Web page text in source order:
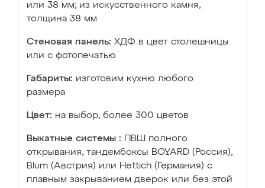
или 38 мм; из искусственного камня,
толщина 38 мм
Стеновая панель: ХДФ в цвет столешницы
или с фотопечатью
Габариты: изготовим кухню любого
размера
Цвет: на выбор, более 300 цветов
Выкатные системы :
ПВШ полного
открывания, тандембоксы BOYARD (Россия),
Blum (Австрия) или Hettich (Германия) с
плавным закрыванием дверок или без этой